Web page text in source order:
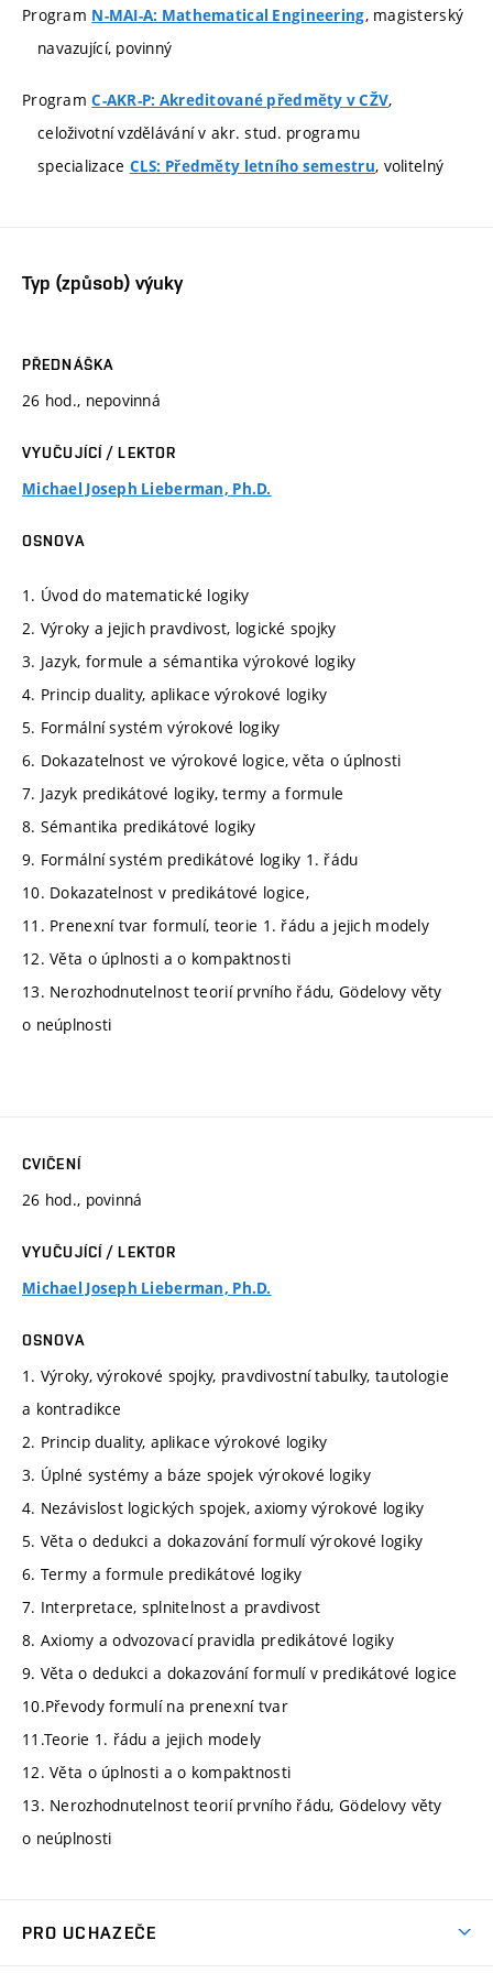
Program N-MAI-A: Mathematical Engineering, magisterský
navazující, povinný
ProgramC-AKR-P: Akreditované předměty v CŽV,
celoživotní vzdělávání v akr. stud. programu
specializace CLS: Předměty letního semestru, volitelný
Typ (způsob) výuky
PŘEDNÁŠKA
26 hod., nepovinná
VYUČUJÍCÍ / LEKTOR
Michael Joseph Lieberman, Ph.D.
OSNOVA
1. Úvod do matematické logiky
2. Výroky a jejich pravdivost, logické spojky
3. Jazyk, formule a sémantika výrokové logiky
4. Princip duality, aplikace výrokové logiky
5. Formální systém výrokové logiky
6. Dokazatelnost ve výrokové logice, věta o úplnosti
7. Jazyk predikátové logiky, termy a formule
8. Sémantika predikátové logiky
9. Formální systém predikátové logiky 1. řádu
10. Dokazatelnost v predikátové logice,
11. Prenexní tvar formulí, teorie 1. řádu a jejich modely
12. Věta o úplnosti a o kompaktnosti
13. Nerozhodnutelnost teorií prvního řádu, Gödelovy věty
o neúplnosti
CVIČENÍ
26 hod., povinná
VYUČUJÍCÍ / LEKTOR
Michael Joseph Lieberman, Ph.D.
OSNOVA
1. Výroky, výrokové spojky, pravdivostní tabulky, tautologie
a kontradikce
2. Princip duality, aplikace výrokové logiky
3. Úplné systémy a báze spojek výrokové logiky
4. Nezávislost logických spojek, axiomy výrokové logiky
5. Věta o dedukci a dokazování formulí výrokové logiky
6. Termy a formule predikátové logiky
7. Interpretace, splnitelnost a pravdivost
8. Axiomy a odvozovací pravidla predikátové logiky
9. Věta o dedukci a dokazování formulí v predikátové logice
10.Převody formulí na prenexní tvar
11.Teorie 1. řádu a jejich modely
12. Věta o úplnosti a o kompaktnosti
13. Nerozhodnutelnost teorií prvního řádu, Gödelovy věty
o neúplnosti
PRO UCHAZEČE